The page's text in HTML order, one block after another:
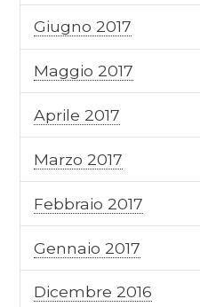
Giugno 2017
Maggio 2017
Aprile 2017
Marzo 2017
Febbraio 2017
Gennaio 2017
Dicembre 2016